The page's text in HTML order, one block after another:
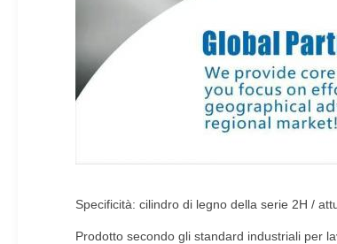
Specificità: cilindro di legno della serie 2H /
Prodotto secondo gli standard industriali per